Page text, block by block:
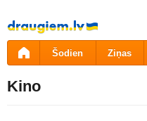
Pāriet
uz
saturu
Šodien Ziņas
Kino